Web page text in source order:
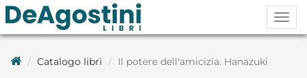
Catalogo libri Il potere dell'amicizia. Hanazuki